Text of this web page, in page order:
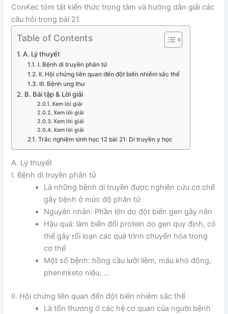
ConKec tóm tắt kiến thức trọng tâm và hướng dẫn giải các
câu hỏi trong bài 21.
Table of Contents
A. Lý thuyết
I. Bệnh di truyền phân tử
II. Hội chứng liên quan đến đột biến nhiễm sắc thể
III. Bệnh ung thư
B. Bài tập & Lời giải
Xem lời giải
Xem lời giải
Xem lời giải
Xem lời giải
Trắc nghiệm sinh học 12 bài 21: Di truyền y học
A. Lý thuyết
I. Bệnh di truyền phân tử
Là những bệnh di truyền được nghiên cứu cơ chế
gây bệnh ở mức độ phân tử
Nguyên nhân: Phần lớn do đột biến gen gây nên
Hậu quả: làm biến đổi protein do gen quy định, có
thể gây rối loạn các quá trình chuyển hóa trong
cơ thể
Một số bệnh: hồng cầu lưỡi liềm, máu khó đông,
pheninketo niệu, …
II. Hội chứng liên quan đến đột biến nhiễm sắc thể
Là tổn thương ở các hệ cơ quan của người bệnh